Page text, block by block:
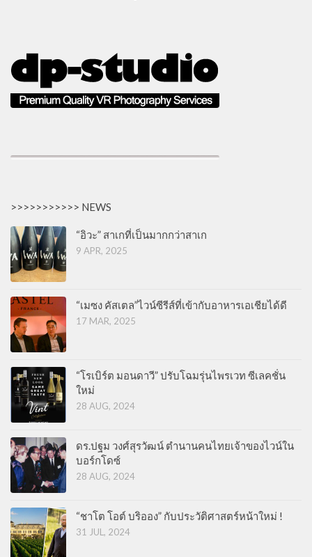
>>>>>>>>>>> NEWS
“อิวะ” สาเกที่เป็นมากกว่าสาเก
9 APR, 2025
“เมซง คัสเตล”ไวน์ซีรีส์ที่เข้ากับอาหารเอเชียได้ดี
17 MAR, 2025
“โรเบิร์ต มอนดาวี” ปรับโฉมรุ่นไพรเวท ซีเลคชั่น
ใหม่
28 AUG, 2024
ดร.ปฐม วงศ์สุรวัฒน์ ตำนานคนไทยเจ้าของไวน์ใน
บอร์กโดซ์
28 AUG, 2024
“ชาโต โอต์ บริออง” กับประวัติศาสตร์หน้าใหม่ !
31 JUL, 2024